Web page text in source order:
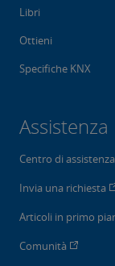
Libri
Ottieni
Specifiche KNX
Assistenza
Centro di assistenza
Invia una richiesta
Articoli in primo
Comunità